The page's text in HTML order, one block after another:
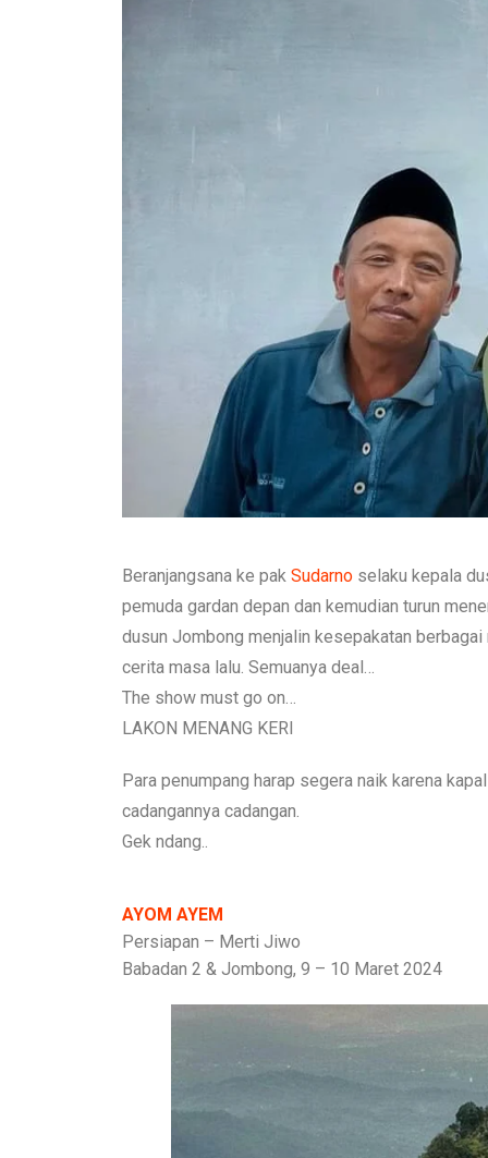
Beranjangsana ke pak Sudarno selaku kepala
pemuda gardan depan dan kemudian turun
dusun Jombong menjalin kesepakatan
cerita masa lalu. Semuanya deal…
The show must go on…
LAKON MENANG KERI
Para penumpang harap segera naik karena
cadangannya cadangan.
Gek ndang..
AYOM AYEM
Persiapan – Merti Jiwo
Babadan 2 & Jombong, 9 – 10 Maret 2024